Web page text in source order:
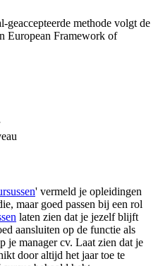
geaccepteerde methode volgt de
European Framework of
' vermeld je opleidingen
maar goed passen bij een rol
laten zien dat je jezelf blijft
aansluiten op de functie als
je manager cv. Laat zien dat je
door altijd het jaar toe te